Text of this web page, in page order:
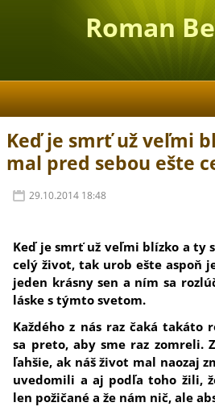
Roman
Keď je smrť už veľmi
mal pred sebou ešte
29.10.2014 18:48
Keď je smrť už veľmi blízko a ty
celý život, tak urob ešte aspoň
jeden krásny sen a ním sa
láske s týmto svetom.
Každého z nás raz čaká takáto
sa preto, aby sme raz zomreli.
ľahšie, ak náš život mal naozaj
uvedomili a aj podľa toho žili,
len požičané a že nám nič, ale